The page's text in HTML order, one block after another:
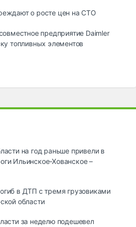
о росте цен на СТО
предприятие Daimler
топливных элементов
на год раньше привели в
Ильинское-Хованское –
в ДТП с тремя грузовиками
области
за неделю подешевел